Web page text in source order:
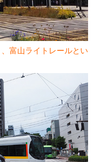
富山ライトレールとい